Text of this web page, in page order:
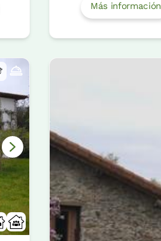
Más información